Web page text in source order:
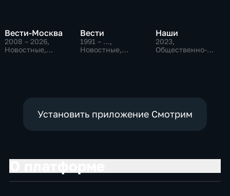
Вести-Москва
2008 – 2026,
Новостные,
Вести
1991 – …,
Новостные,
Наши
2023,
Общественно-
Установить приложение Смотрим